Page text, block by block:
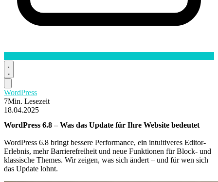
WordPress
7Min. Lesezeit
18.04.2025
WordPress 6.8– Was das Update für Ihre Website bedeutet
WordPress 6.8 bringt bessere Performance, ein intuitiveres Editor-
Erlebnis, mehr Barrierefreiheit und neue Funktionen für Block- und
klassische Themes. Wir zeigen, was sich ändert – und für wen sich
das Update lohnt.